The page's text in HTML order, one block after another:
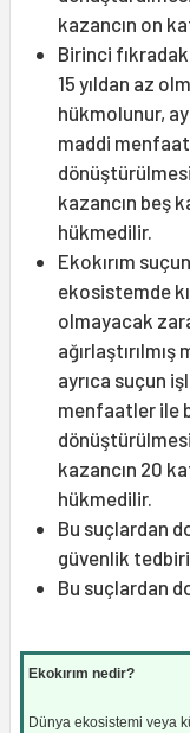
kazancın on
Birinci
15 yıldan az
hükmolunur,
maddi
kazancın beş
hükmedilir.
Ekokırım
ekosistemde
olmayacak
ayrıca suçun
menfaatler ile
kazancın 20
hükmedilir.
Bu suçlardan
güvenlik
Bu suçlardan
Ekokırım nedir?
Dünya ekosistemi veya